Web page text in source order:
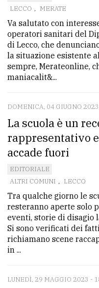
LECCO , MERATE
Va salutato con
operatori sanitari del
di Lecco, che
la situazione esistente
sempre, Merateonline,
maniacalit&...
DOMENICA, 04 GIUGNO
La scuola è un
rappresentativo
accade fuori
EDITORIALE
ALTRI COMUNI , LECCO
Tra qualche giorno le
resteranno aperte solo
eventi, storie di disagio
Si sono verificati dei
richiamano scene
in ...
LUNEDÌ, 29 MAGGIO 2023 -